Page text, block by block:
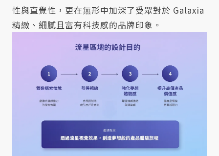
性與直覺性，更在無形中加深了受眾對於 Galaxia
精緻、細膩且富有科技感的品牌印象。